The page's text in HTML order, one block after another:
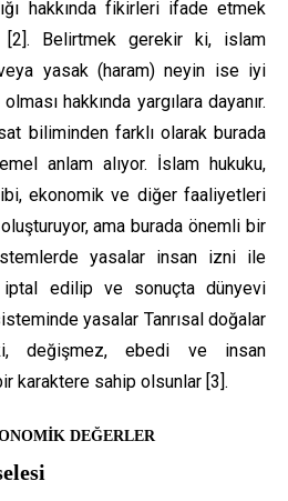
hakkında fikirleri ifade etmek
[2]. Belirtmek gerekir ki, islam
yasak (haram) neyin ise iyi
hakkında yargılara dayanır.
biliminden farklı olarak burada
anlam alıyor. İslam hukuku,
ekonomik ve diğer faaliyetleri
ama burada önemli bir
yasalar insan izni ile
iptal edilip ve sonuçta dünyevi
yasalar Tanrısal doğalar
değişmez, ebedi ve insan
karaktere sahip olsunlar [3].
DEĞERLER